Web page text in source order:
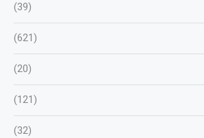
(39)
(621)
(20)
(121)
(32)